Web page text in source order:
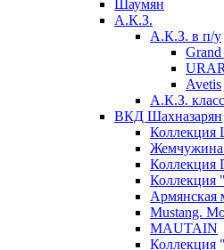
Шаумян
А.К.З.
А.К.З. в п/у
Grand
Avetis
А.К.З.
ВКД Шахназарян
Коллекция
Коллекция
Армянская
Mustang.
MAUTAIN
Коллекция